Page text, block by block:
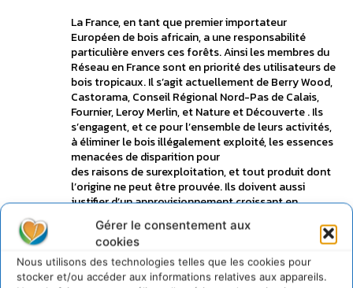
Gérer le consentement aux
cookies
Nous utilisons des technologies telles que les cookies pour
stocker et/ou accéder aux informations relatives aux appareils.
La France, en tant que premier importateur
Européen de bois africain, a une responsabilité
particulière envers ces forêts. Ainsi les membres du
Réseau en France sont en priorité des utilisateurs de
bois tropicaux. Il s’agit actuellement de Berry Wood,
Castorama, Conseil Régional Nord-Pas de Calais,
Fournier, Leroy Merlin, et Nature et Découverte . Ils
s’engagent, et ce pour l’ensemble de leurs activités,
à éliminer le bois illégalement exploité, les essences
menacées de disparition pour
des raisons de surexploitation, et tout produit dont
l’origine ne peut être prouvée. Ils doivent aussi
justifier d’un approvisionnement croissant en
produits forestiers issus de forêts certifiées par un
système indépendant et crédible (FSC).
«Il est urgent que toutes les entreprises concernées
s’engagent à nos côtés pour cesser de participer à la